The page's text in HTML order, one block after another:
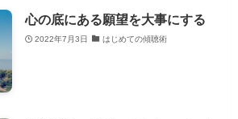
心の底にある願望を大事にする
2022年7月3日 はじめての傾聴術